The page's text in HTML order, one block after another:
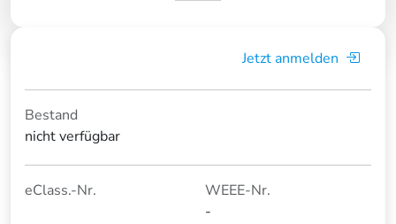
Jetzt anmelden
Bestand
nicht verfügbar
eClass.-Nr.
WEEE-Nr.
-